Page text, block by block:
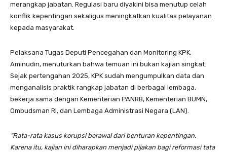
merangkap jabatan. Regulasi baru diyakini bisa menutup celah
konflik kepentingan sekaligus meningkatkan kualitas pelayanan
kepada masyarakat.
Pelaksana Tugas Deputi Pencegahan dan Monitoring KPK,
Aminudin, menuturkan bahwa temuan ini bukan kajian singkat.
Sejak pertengahan 2025, KPK sudah mengumpulkan data dan
menganalisis praktik rangkap jabatan di berbagai lembaga,
bekerja sama dengan Kementerian PANRB, Kementerian BUMN,
Ombudsman RI, dan Lembaga Administrasi Negara (LAN).
“Rata-rata kasus korupsi berawal dari benturan kepentingan.
Karena itu, kajian ini diharapkan menjadi pijakan bagi reformasi tata